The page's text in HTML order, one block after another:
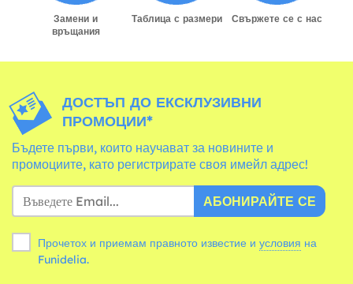
Замени и
връщания
Таблица с размери Свържете се с нас
ДОСТЪП ДО ЕКСКЛУЗИВНИ
ПРОМОЦИИ*
Бъдете първи, които научават за новините и
промоциите, като регистрирате своя имейл адрес!
АБОНИРАЙТЕ СЕ
Прочетох и приемам правното известие и условия
Funidelia.